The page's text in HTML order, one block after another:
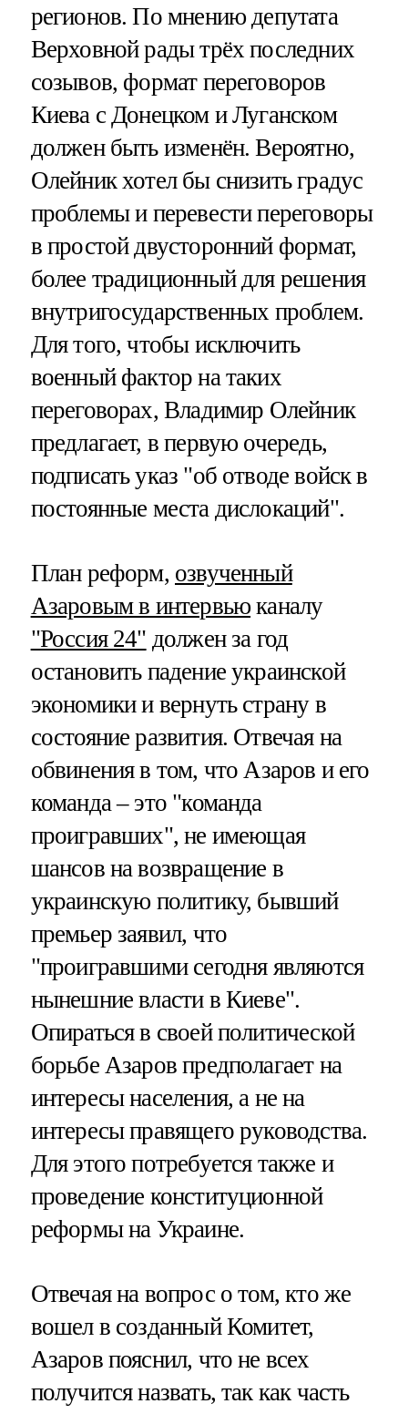
регионов. По мнению депутата
Верховной рады трёх последних
созывов, формат переговоров
Киева с Донецком и Луганском
должен быть изменён. Вероятно,
Олейник хотел бы снизить градус
проблемы и перевести переговоры
в простой двусторонний формат,
более традиционный для решения
внутригосударственных проблем.
Для того, чтобы исключить
военный фактор на таких
переговорах, Владимир Олейник
предлагает, в первую очередь,
подписать указ "об отводе войск в
постоянные места дислокаций".
План реформ, озвученный
Азаровым в интервьюканалу
"Россия 24" должен за год
остановить падение украинской
экономики и вернуть страну в
состояние развития. Отвечая на
обвинения в том, что Азаров и его
команда – это "команда
проигравших", не имеющая
шансов на возвращение в
украинскую политику, бывший
премьер заявил, что
"проигравшими сегодня являются
нынешние власти в Киеве".
Опираться в своей политической
борьбе Азаров предполагает на
интересы населения, а не на
интересы правящего руководства.
Для этого потребуется также и
проведение конституционной
реформы на Украине.
Отвечая на вопрос о том, кто же
вошел в созданный Комитет,
Азаров пояснил, что не всех
получится назвать, так как часть